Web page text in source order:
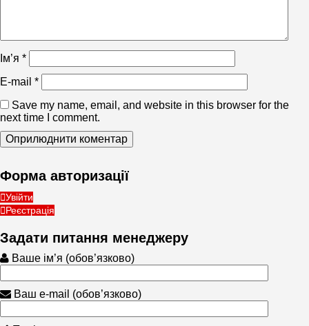
Ім’я *
E-mail *
Save my name, email, and website in this browser for the
next time I comment.
Форма авторизації
Увійти
Реєстрація
Задати питання менеджеру
Ваше ім’я (обов’язково)
Ваш e-mail (обов’язково)